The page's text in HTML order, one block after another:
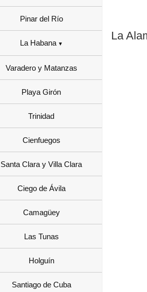
Pinar del Río
La Habana
Varadero y Matanzas
Playa Girón
Trinidad
Cienfuegos
Santa Clara y Villa Clara
Ciego de Ávila
Camagüey
Las Tunas
Holguín
Santiago de Cuba
La